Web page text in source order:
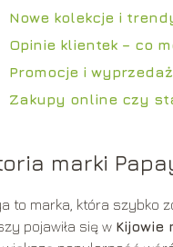
Nowe kolekcje i
Opinie klientek – co
Promocje i
Zakupy online czy
marki
to marka, która szybko
pojawiła się w Kijowie